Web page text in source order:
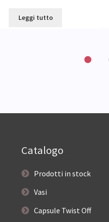
Leggi tutto
Catalogo
Prodotti in stock
Vasi
Capsule Twist Off